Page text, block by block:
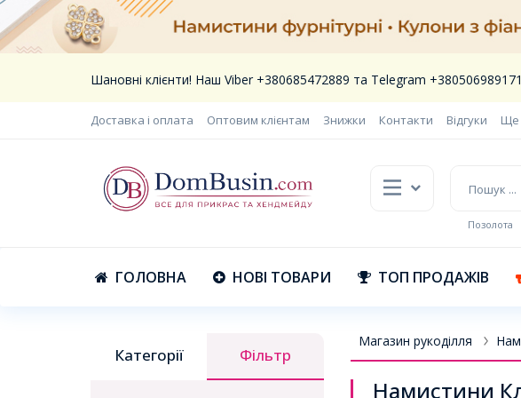
Шановні клієнти! Наш Viber +380685472889 та Telegram +380506989171
Доставка і оплата Оптовим клієнтам Знижки Контакти Відгуки Ще
Позолота
ГОЛОВНА НОВІ ТОВАРИ ТОП ПРОДАЖІВ
Категорії Фільтр
Магазин рукоділля
Намистини